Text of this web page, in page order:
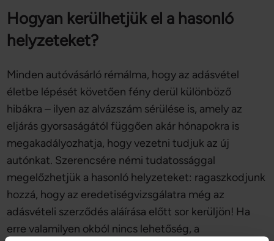
Hogyan kerülhetjük el a hasonló
helyzeteket?
Minden autóvásárló rémálma, hogy az adásvétel
életbe lépését követően fény derül különböző
hibákra – ilyen az alvázszám sérülése is, amely az
eljárás gyorsaságától függően akár hónapokra is
megakadályozhatja, hogy vezetni tudjuk az új
autónkat. Szerencsére némi tudatossággal
megelőzhetjük a hasonló helyzeteket: ragaszkodjunk
hozzá, hogy az eredetiségvizsgálatra még az
adásvételi szerződés aláírása előtt sor kerüljön! Ha
erre valamilyen okból nincs lehetőség, a